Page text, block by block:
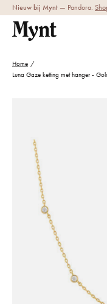
Nieuw bij Mynt — Pandora.
Home /
Luna Gaze ketting met hanger -